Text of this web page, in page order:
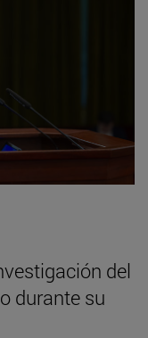
del
durante su